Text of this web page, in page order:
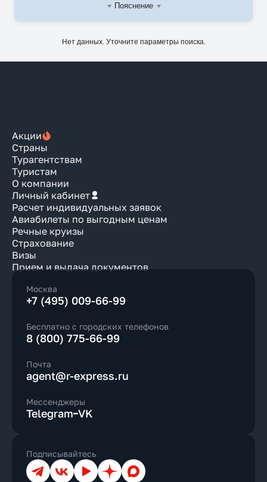
Пояснение
Нет данных. Уточните параметры поиска.
Акции
Страны
Турагентствам
Туристам
О компании
Личный кабинет
Расчет индивидуальных заявок
Авиабилеты по выгодным ценам
Речные круизы
Страхование
Визы
Прием и выдача документов
Москва
+7 (495) 009-66-99
Бесплатно с городских телефонов
8 (800) 775-66-99
Почта
agent@r-express.ru
Мессенджеры
Telegram VK
Подписывайтесь
ТелеграмВКонтакте
YouTubeДзен Max